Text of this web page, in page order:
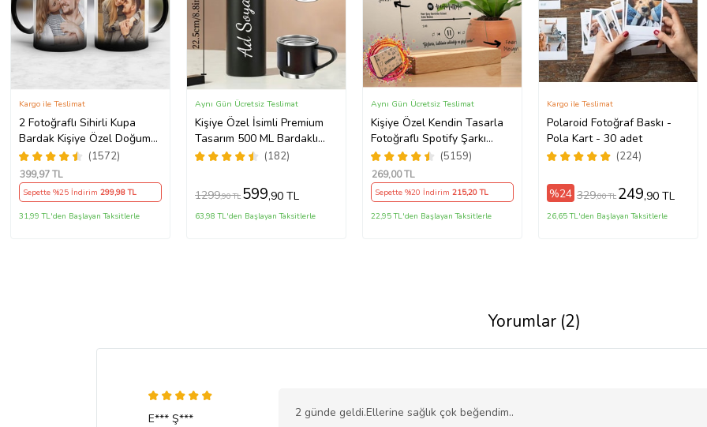
2 Fotoğraflı Sihirli Kupa
Bardak Kişiye Özel Doğum
Günü Hediyesi Sevgiliye
Hediye Anneye Babaya
Ablaya Abiye Kız Erkek
Kardeşe Arkadaşa Resimli
Günü Yıl Dönümü Hediyesi
(1572)
Kargo ile Teslimat
399,97 TL
Sepette %25 İndirim 299,98 TL
31,99 TL'den Başlayan Taksitlerle
Kişiye Özel İsimli Premium
Tasarım 500 ML Bardaklı
Paslanmaz Çelik Siyah
(182)
Aynı Gün Ücretsiz Teslimat
1299,90 TL 599,90 TL
63,98 TL'den Başlayan Taksitlerle
Kişiye Özel Kendin Tasarla
Fotoğraflı Spotify Şarkı
Barkodlu Masaüstü Plak
Fotoğraf Çerçevesi
(5159)
Aynı Gün Ücretsiz Teslimat
269,00 TL
Sepette %20 İndirim 215,20 TL
22,95 TL'den Başlayan Taksitlerle
Polaroid Fotoğraf Baskı -
Pola Kart - 30 adet
(224)
Kargo ile Teslimat
%24 329,00 TL 249,90 TL
26,65 TL'den Başlayan Taksitlerle
Yorumlar (2)
E*** Ş*** 2 günde geldi.Ellerine sağlık çok beğendim..